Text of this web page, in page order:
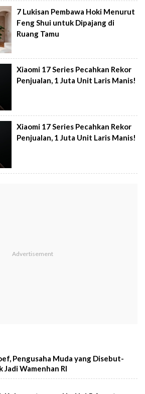
7 Lukisan Pembawa Hoki Menurut
Feng Shui untuk Dipajang di
Ruang Tamu
Xiaomi 17 Series Pecahkan Rekor
Penjualan, 1 Juta Unit Laris Manis!
Xiaomi 17 Series Pecahkan Rekor
Penjualan, 1 Juta Unit Laris Manis!
Pengusaha Muda yang Disebut-
Wamenhan RI